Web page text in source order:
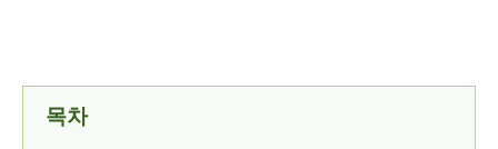
목차